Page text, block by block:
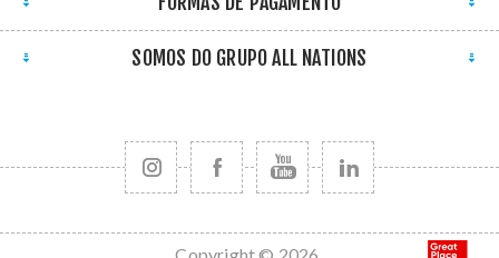
SOMOS DO GRUPO ALL NATIONS